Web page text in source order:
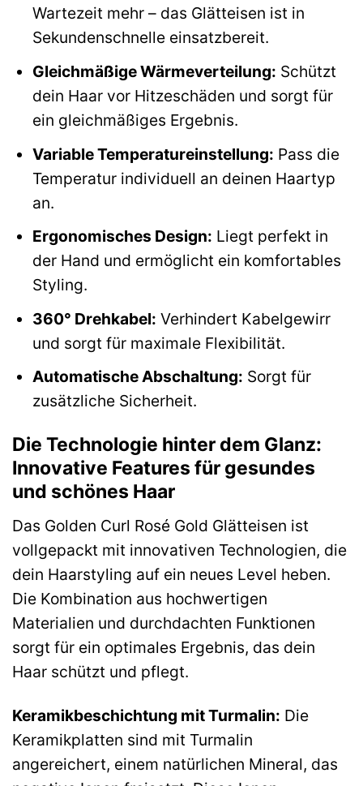
Wartezeit mehr – das Glätteisen ist in
Sekundenschnelle einsatzbereit.
Gleichmäßige Wärmeverteilung: Schützt
dein Haar vor Hitzeschäden und sorgt für
ein gleichmäßiges Ergebnis.
Variable Temperatureinstellung: Pass die
Temperatur individuell an deinen Haartyp
an.
Ergonomisches Design: Liegt perfekt in
der Hand und ermöglicht ein komfortables
Styling.
360° Drehkabel: Verhindert Kabelgewirr
und sorgt für maximale Flexibilität.
Automatische Abschaltung: Sorgt für
zusätzliche Sicherheit.
Die Technologie hinter dem Glanz:
Innovative Features für gesundes
und schönes Haar
Das Golden Curl Rosé Gold Glätteisen ist
vollgepackt mit innovativen Technologien, die
dein Haarstyling auf ein neues Level heben.
Die Kombination aus hochwertigen
Materialien und durchdachten Funktionen
sorgt für ein optimales Ergebnis, das dein
Haar schützt und pflegt.
Keramikbeschichtung mit Turmalin: Die
Keramikplatten sind mit Turmalin
angereichert, einem natürlichen Mineral, das